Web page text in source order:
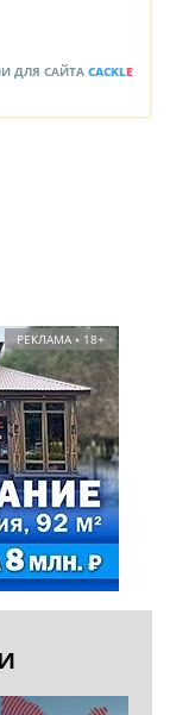
ДЛЯ САЙТА CACKLE
РЕКЛАМА • 18+